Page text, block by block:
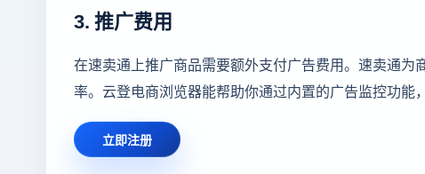
3. 推广费用
在速卖通上推广商品需要额外支付广告费用。速卖通
率。云登电商浏览器能帮助你通过内置的广告监控功能
立即注册